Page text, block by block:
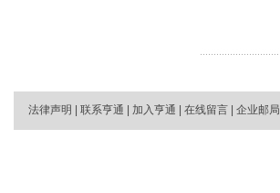
法律声明 联系亨通 加入亨通 在线留言 企业邮局